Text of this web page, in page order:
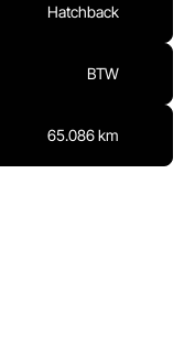
Hatchback
BTW
65.086 km